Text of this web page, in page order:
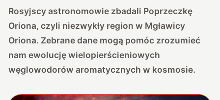
Rosyjscy astronomowie zbadali Poprzeczkę
Oriona, czyli niezwykły region w Mgławicy
Oriona. Zebrane dane mogą pomóc zrozumieć
nam ewolucję wielopierścieniowych
węglowodorów aromatycznych w kosmosie.